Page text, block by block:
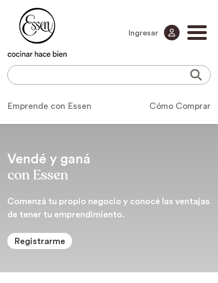
Ingresar
Emprende con Essen Cómo Comprar
Vendé y ganá
con Essen
Comenzá tu propio negocio y conocé las ventajas
de tener tu emprendimiento.
Registrarme